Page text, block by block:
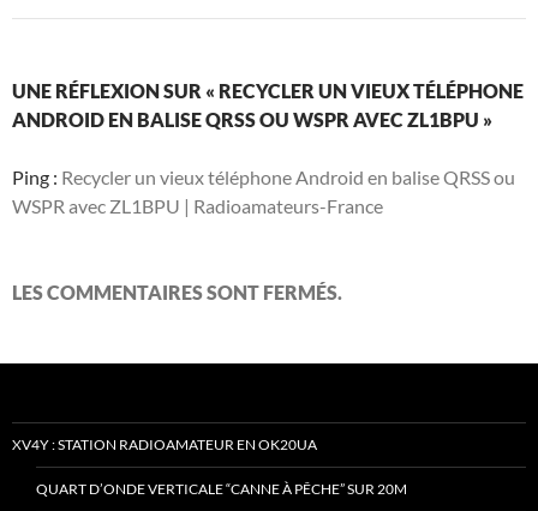
UNE RÉFLEXION SUR « RECYCLER UN VIEUX TÉLÉPHONE
ANDROID EN BALISE QRSS OU WSPR AVEC ZL1BPU »
Ping : Recycler un vieux téléphone Android en balise QRSS ou
WSPR avec ZL1BPU | Radioamateurs-France
LES COMMENTAIRES SONT FERMÉS.
XV4Y : STATION RADIOAMATEUR EN OK20UA
QUART D’ONDE VERTICALE “CANNE À PÊCHE” SUR 20M